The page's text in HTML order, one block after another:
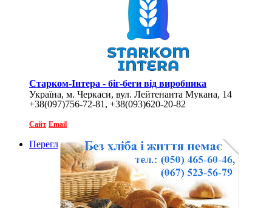
Старком-Інтера - біг-беги від виробника
Україна, м. Черкаси, вул. Лейтенанта Мукана, 14
+38(097)756-72-81, +38(093)620-20-82
Сайт Email
Перегляд